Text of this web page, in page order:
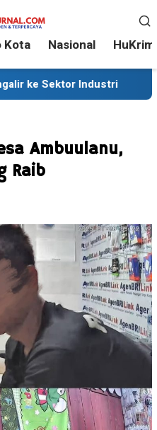
Kota Nasional HuKrim
Sekitar 35 Ribu Peserta
Ambuulanu,
Raib